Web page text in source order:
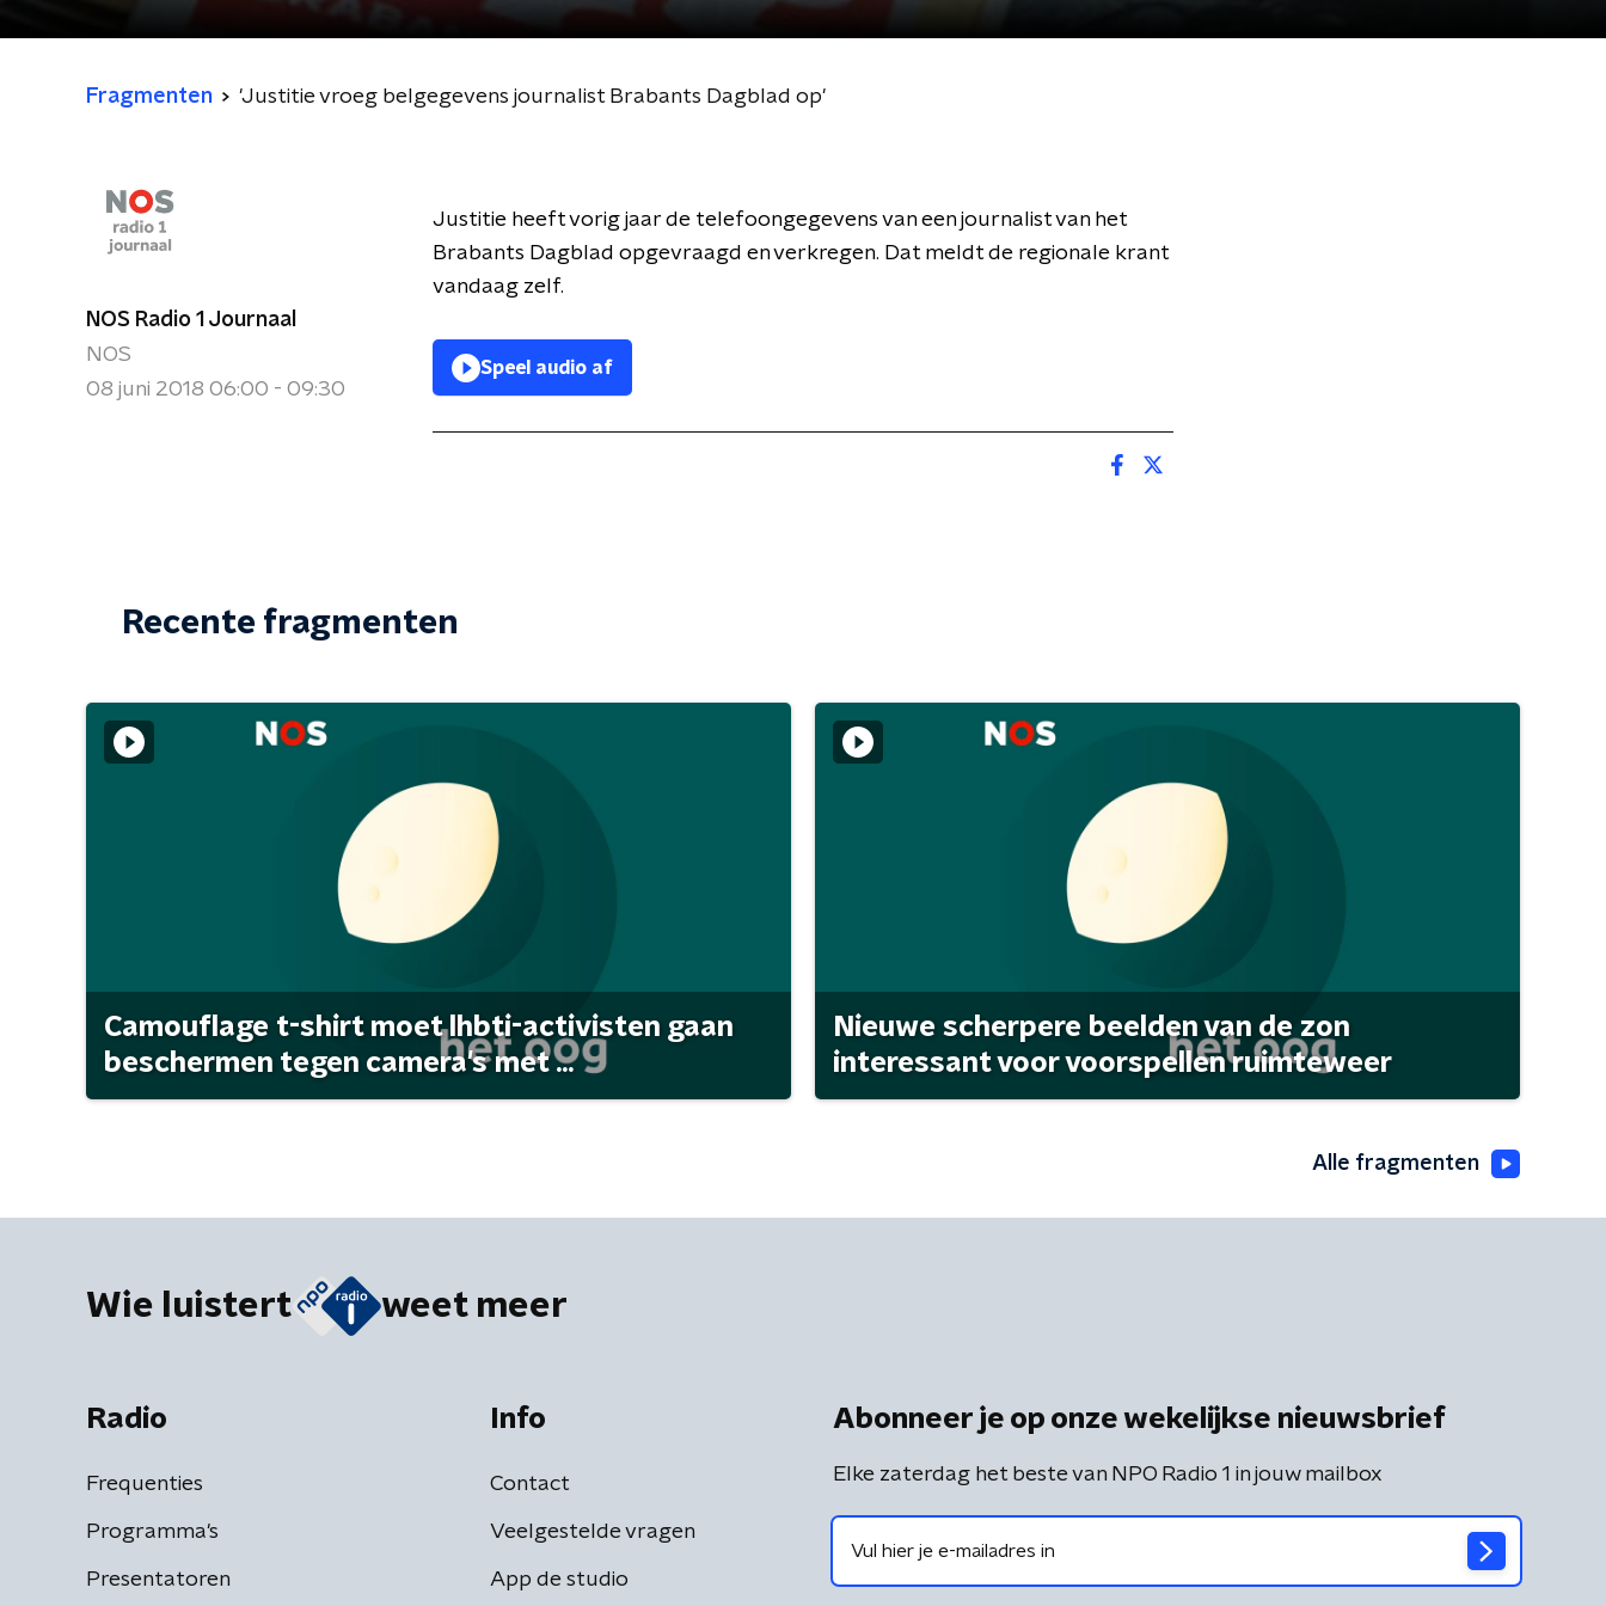
Fragmenten 'Justitie vroeg belgegevens journalist Brabants Dagblad op'
NOS Radio 1 Journaal
NOS
08 juni 2018 06:00 - 09:30
Justitie heeft vorig jaar de telefoongegevens van een journalist van het
Brabants Dagblad opgevraagd en verkregen. Dat meldt de regionale krant
vandaag zelf.
Speel audio af
Recente fragmenten
Camouflage t-shirt moet lhbti-activisten gaan
beschermen tegen camera's met ...
Nieuwe scherpere beelden van de zon
interessant voor voorspellen ruimteweer
Alle fragmenten
Wie luistert weet meer
Radio
Frequenties
Programma's
Presentatoren
Info
Contact
Veelgestelde vragen
App de studio
Abonneer je op onze wekelijkse nieuwsbrief
Elke zaterdag het beste van NPO Radio 1 in jouw mailbox